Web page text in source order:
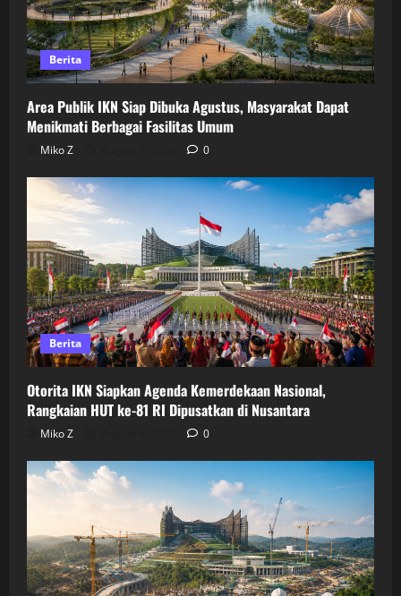
Berita
Area Publik IKN Siap Dibuka Agustus, Masyarakat Dapat
Menikmati Berbagai Fasilitas Umum
Miko Z 0
Berita
Otorita IKN Siapkan Agenda Kemerdekaan Nasional,
Rangkaian HUT ke-81 RI Dipusatkan di Nusantara
Miko Z 0